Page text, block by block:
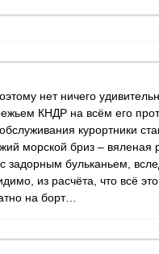
нет ничего
КНДР на всём его
курортники
морской бриз – вяленая
задорным бульканьем,
из расчёта, что всё это
на борт…